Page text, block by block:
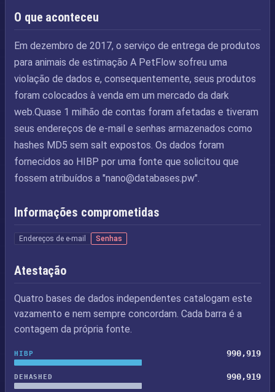
O que aconteceu
Em dezembro de 2017, o serviço de entrega de produtos
para animais de estimação A PetFlow sofreu uma
violação de dados e, consequentemente, seus produtos
foram colocados à venda em um mercado da dark
web.Quase 1 milhão de contas foram afetadas e tiveram
seus endereços de e-mail e senhas armazenados como
hashes MD5 sem salt expostos. Os dados foram
fornecidos ao HIBP por uma fonte que solicitou que
fossem atribuídos a "nano@databases.pw".
Informações comprometidas
Endereços de e-mail Senhas
Atestação
Quatro bases de dados independentes catalogam este
vazamento e nem sempre concordam. Cada barra é a
contagem da própria fonte.
HIBP 990,919
DEHASHED 990,919